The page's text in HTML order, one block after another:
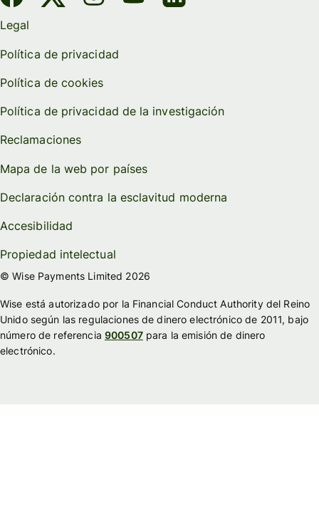
Legal
Política de privacidad
Política de cookies
Política de privacidad de la investigación
Reclamaciones
Mapa de la web por países
Declaración contra la esclavitud moderna
Accesibilidad
Propiedad intelectual
© Wise Payments Limited 2026
Wise está autorizado por la Financial Conduct Authority del Reino
Unido según las regulaciones de dinero electrónico de 2011, bajo
número de referencia 900507para la emisión de dinero
electrónico.